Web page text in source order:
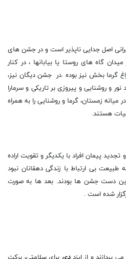
اصل جدایی ناپذیر است و در جشن های
گاه های روستا یا بیابانها ، در کنار
بخش نیز بوده .در جشن دیگان نیز،
و روشنایی و پیروزی بر تاریکی و سرمارا
زمستان، گرما و روشنایی را به همراه
هستند.
پیمان افراد با یکدیگر و تقویت اراده
بی ارتباط با زندگی دهقانان نبود
این دست جشن ها بودند. بعد ها به صورت
شده است .